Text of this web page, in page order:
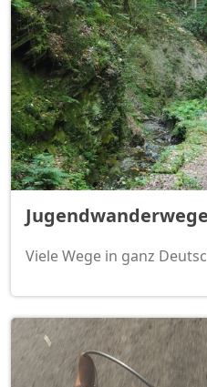
Jugendwanderwege
Viele Wege in ganz